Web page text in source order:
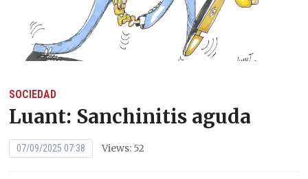
SOCIEDAD
Luant: Sanchinitis aguda
07/09/2025 07:38 Views: 52